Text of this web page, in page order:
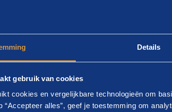
Details
gebruik van cookies
cookies en vergelijkbare technologieën om
“Accepteer alles”, geef je toestemming om
Hans van der Molen, directievoorzitter
samen met VKA de rijksoverheid de
vraagstukken. In deze combinatie zien
helpen met de grote opgaven die op ons
de digitale transformatie van het